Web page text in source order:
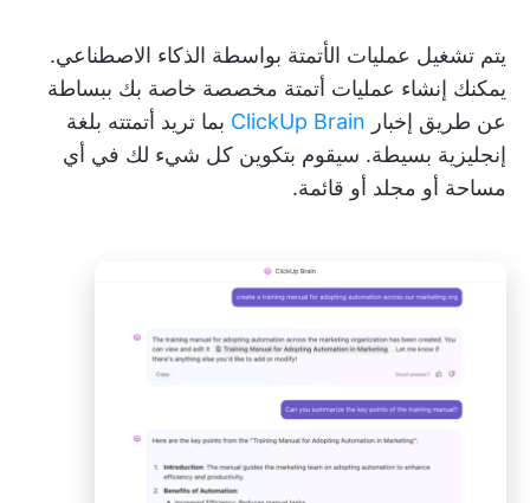
يتم تشغيل عمليات الأتمتة بواسطة الذكاء الاصطناعي.
يمكنك إنشاء عمليات أتمتة مخصصة خاصة بك ببساطة
عن طريق إخبار ClickUp Brain بما تريد أتمتته بلغة
إنجليزية بسيطة. سيقوم بتكوين كل شيء لك في أي
مساحة أو مجلد أو قائمة.